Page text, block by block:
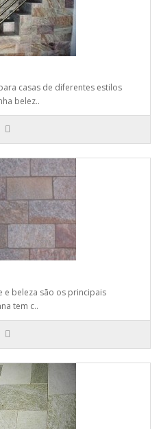
casas de diferentes estilos
belez..
e beleza são os principais
tem c..